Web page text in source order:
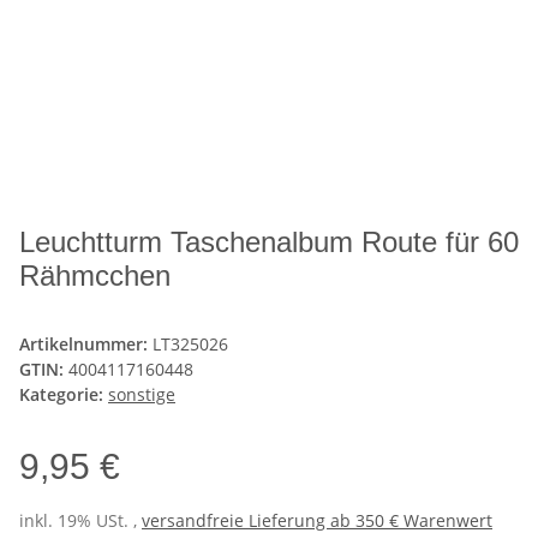
Leuchtturm Taschenalbum Route für 60
Rähmcchen
Artikelnummer: LT325026
GTIN: 4004117160448
Kategorie: sonstige
9,95 €
inkl. 19% USt. , versandfreie Lieferung ab 350 € Warenwert